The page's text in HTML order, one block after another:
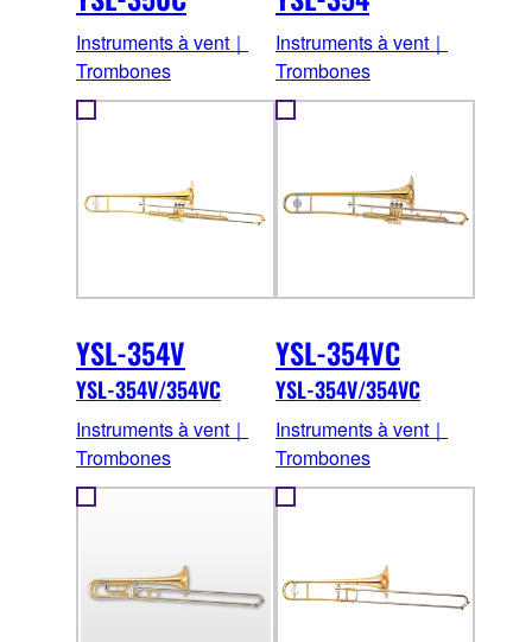
Instruments à vent｜
Trombones
Instruments à vent｜
Trombones
YSL-354V
YSL-354V/354VC
Instruments à vent｜
Trombones
YSL-354VC
YSL-354V/354VC
Instruments à vent｜
Trombones